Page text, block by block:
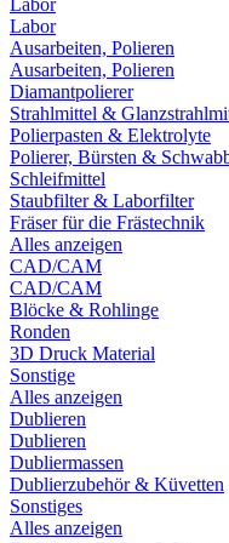
Labor
Labor
Ausarbeiten, Polieren
Ausarbeiten, Polieren
Diamantpolierer
Strahlmittel &
Polierpasten & Elektrolyte
Polierer, Bürsten &
Schleifmittel
Staubfilter & Laborfilter
Fräser für die Frästechnik
Alles anzeigen
CAD/CAM
CAD/CAM
Blöcke & Rohlinge
Ronden
3D Druck Material
Sonstige
Alles anzeigen
Dublieren
Dublieren
Dubliermassen
Dublierzubehör & Küvetten
Sonstiges
Alles anzeigen